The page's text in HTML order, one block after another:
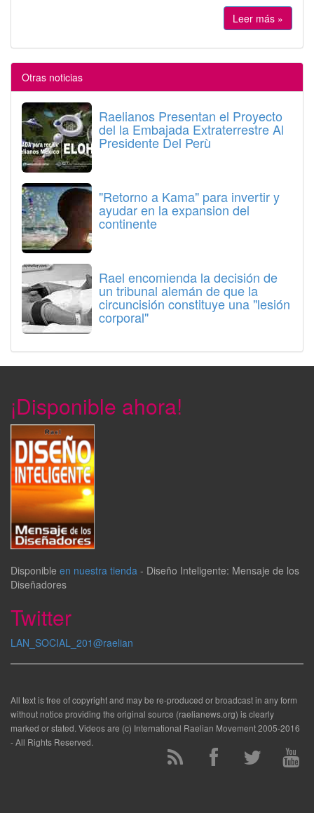
Leer más »
Otras noticias
Raelianos Presentan el Proyecto
del la Embajada Extraterrestre Al
Presidente Del Perù
"Retorno a Kama" para invertir y
ayudar en la expansion del
continente
Rael encomienda la decisión de
un tribunal alemán de que la
circuncisión constituye una "lesión
corporal"
¡Disponible ahora!
Disponible en nuestra tienda - Diseño Inteligente: Mensaje de los
Diseñadores
Twitter
LAN_SOCIAL_201@raelian
All text is free of copyright and may be re-produced or broadcast in any form
without notice providing the original source (raelianews.org) is clearly
marked or stated. Videos are (c) International Raelian Movement 2005-2016
- All Rights Reserved.